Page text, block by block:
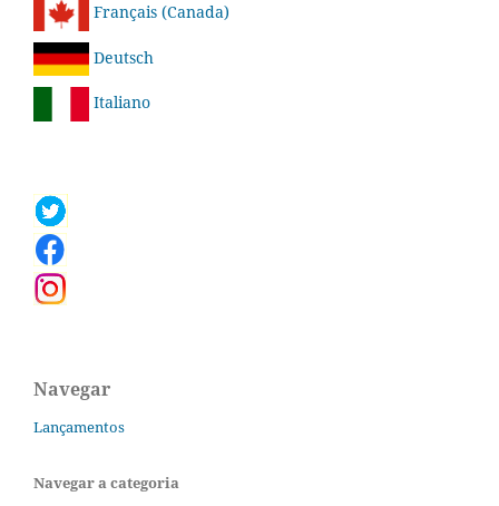
Français (Canada)
Deutsch
Italiano
Navegar
Lançamentos
Navegar a categoria